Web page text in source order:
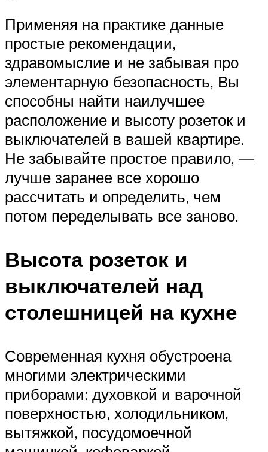
Применяя на практике данные
простые рекомендации,
здравомыслие и не забывая про
элементарную безопасность, Вы
способны найти наилучшее
расположение и высоту розеток и
выключателей в вашей квартире.
Не забывайте простое правило, —
лучше заранее все хорошо
рассчитать и определить, чем
потом переделывать все заново.
Высота розеток и
выключателей над
столешницей на кухне
Современная кухня обустроена
многими электрическими
приборами: духовкой и варочной
поверхностью, холодильником,
вытяжкой, посудомоечной